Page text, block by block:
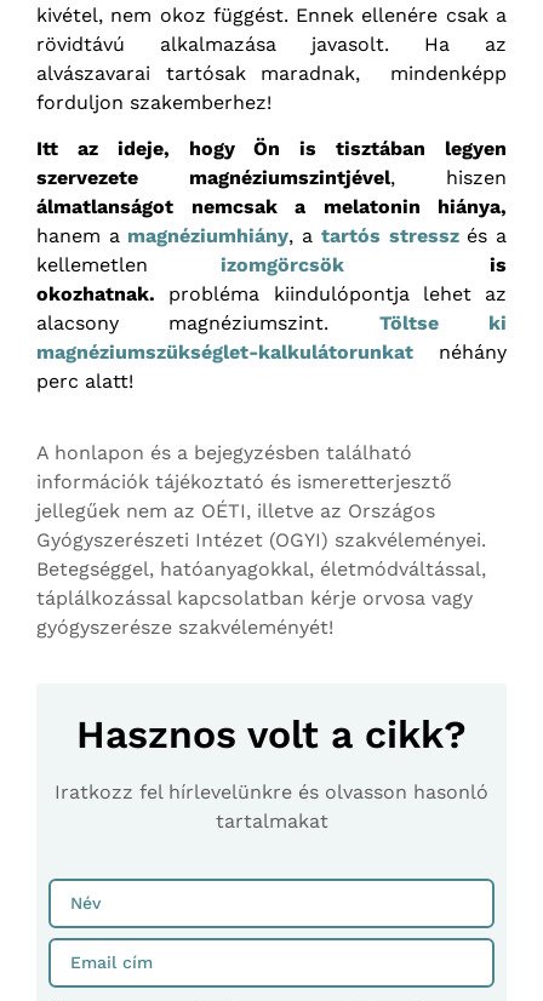
kivétel, nem okoz függést. Ennek ellenére csak a
rövidtávú alkalmazása javasolt. Ha az
alvászavarai tartósak maradnak, mindenképp
forduljon szakemberhez!
Itt az ideje, hogy Ön is tisztában legyen
szervezete magnéziumszintjével, hiszen
álmatlanságot nemcsak a melatonin hiánya,
hanem a magnéziumhiány, a tartós stresszés a
kellemetlen izomgörcsök
is
okozhatnak. probléma kiindulópontja lehet az
alacsony magnéziumszint. Töltse ki
magnéziumszükséglet-kalkulátorunkat néhány
perc alatt!
A honlapon és a bejegyzésben található
információk tájékoztató és ismeretterjesztő
jellegűek nem az OÉTI, illetve az Országos
Gyógyszerészeti Intézet (OGYI) szakvéleményei.
Betegséggel, hatóanyagokkal, életmódváltással,
táplálkozással kapcsolatban kérje orvosa vagy
gyógyszerésze szakvéleményét!
Hasznos volt a cikk?
Iratkozz fel hírlevelünkre és olvasson hasonló
tartalmakat